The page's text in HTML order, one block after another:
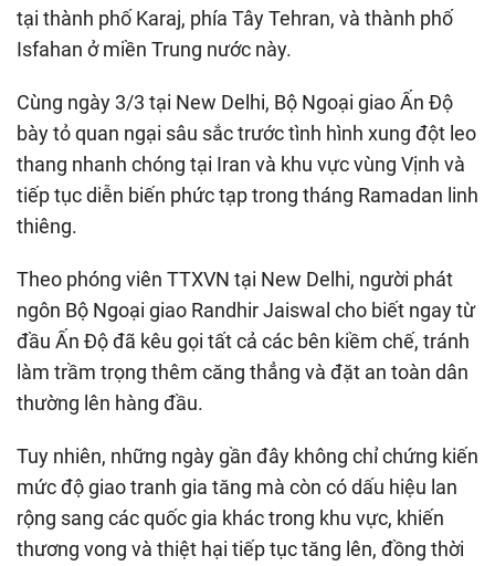
tại thành phố Karaj, phía Tây Tehran, và thành phố
Isfahan ở miền Trung nước này.
Cùng ngày 3/3 tại New Delhi, Bộ Ngoại giao Ấn Độ
bày tỏ quan ngại sâu sắc trước tình hình xung đột leo
thang nhanh chóng tại Iran và khu vực vùng Vịnh và
tiếp tục diễn biến phức tạp trong tháng Ramadan linh
thiêng.
Theo phóng viên TTXVN tại New Delhi, người phát
ngôn Bộ Ngoại giao Randhir Jaiswal cho biết ngay từ
đầu Ấn Độ đã kêu gọi tất cả các bên kiềm chế, tránh
làm trầm trọng thêm căng thẳng và đặt an toàn dân
thường lên hàng đầu.
Tuy nhiên, những ngày gần đây không chỉ chứng kiến
mức độ giao tranh gia tăng mà còn có dấu hiệu lan
rộng sang các quốc gia khác trong khu vực, khiến
thương vong và thiệt hại tiếp tục tăng lên, đồng thời